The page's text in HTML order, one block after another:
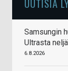
UUTISIA
Samsungin
Ultrasta
6.8.2026